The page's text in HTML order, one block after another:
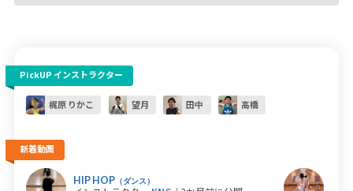
PickUP インストラクター
梶原 りかこ 望月 田中 高橋
新着動画
HIP HOP （ダンス）